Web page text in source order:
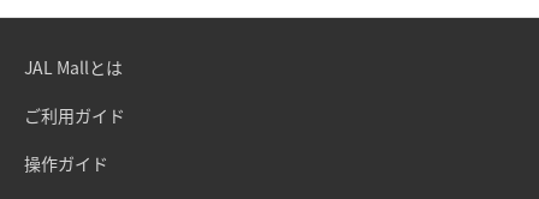
JAL Mallとは
ご利用ガイド
操作ガイド